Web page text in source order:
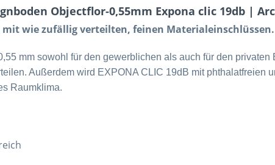
Objectflor-0,55mm Expona clic 19db |
wie zufällig verteilten, feinen Materialeinschlüssen.
mm sowohl für den gewerblichen als auch für den
Außerdem wird EXPONA CLIC 19dB mit phthalatfreien
Raumklima.